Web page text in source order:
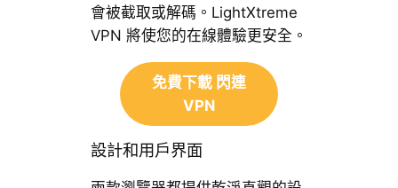
會被截取或解碼。LightXtreme
VPN 將使您的在線體驗更安全。
免費下載 閃連
VPN
設計和用戶界面